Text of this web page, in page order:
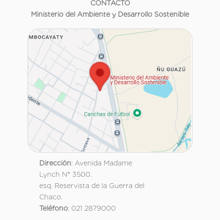
CONTACTO
Ministerio del Ambiente y Desarrollo Sostenible
Dirección: Avenida Madame
Lynch N° 3500.
esq. Reservista de la Guerra del
Chaco.
Teléfono: 021 2879000